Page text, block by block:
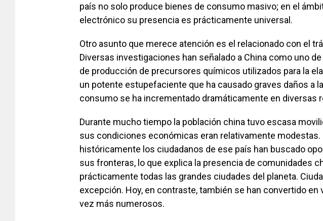
país no solo produce bienes de consumo masivo; en el
electrónico su presencia es prácticamente universal.
Otro asunto que merece atención es el relacionado con el
Diversas investigaciones han señalado a China como uno
de producción de precursores químicos utilizados para la
un potente estupefaciente que ha causado graves daños a
consumo se ha incrementado dramáticamente en diversas
Durante mucho tiempo la población china tuvo escasa
sus condiciones económicas eran relativamente modestas.
históricamente los ciudadanos de ese país han buscado
sus fronteras, lo que explica la presencia de comunidades
prácticamente todas las grandes ciudades del planeta.
excepción. Hoy, en contraste, también se han convertido en
vez más numerosos.